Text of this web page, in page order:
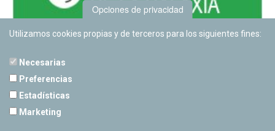
Opciones de privacidad
Utilizamos cookies propias y de terceros para los siguientes fines:
Necesarias
Preferencias
Estadísticas
Marketing